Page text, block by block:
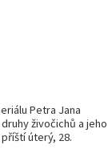
Petra Jana
živočichů a jeho
úterý, 28.